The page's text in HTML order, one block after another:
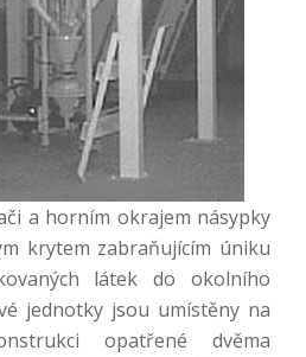
a horním okrajem násypky
krytem zabraňujícím úniku
látek do okolního
jednotky jsou umístěny na
opatřené dvěma